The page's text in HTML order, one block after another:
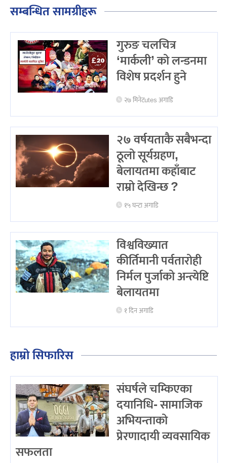
सम्बन्धित सामग्रीहरू
गुरुङ चलचित्र
‘मार्कली’ को लन्डनमा
विशेष प्रदर्शन हुने
२७ मिनेटutes अगाडि
२७ वर्षयताकै सबैभन्दा
ठूलो सूर्यग्रहण,
बेलायतमा कहाँबाट
राम्रो देखिन्छ ?
१५ घन्टा अगाडि
विश्वविख्यात
कीर्तिमानी पर्वतारोही
निर्मल पुर्जाको अन्त्येष्टि
बेलायतमा
१ दिन अगाडि
हाम्रो सिफारिस
संघर्षले चम्किएका
दयानिधि- सामाजिक
अभियन्ताको
प्रेरणादायी व्यवसायिक
सफलता